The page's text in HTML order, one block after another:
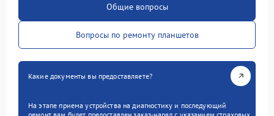
Общие вопросы
Вопросы по ремонту планшетов
Какие документы вы предоставляете?
На этапе приема устройства на диагностику и последующий